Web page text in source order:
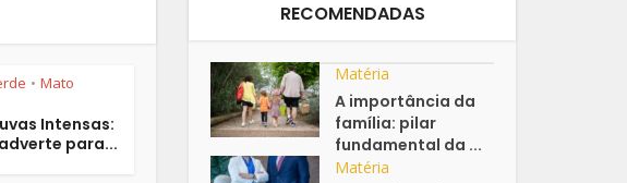
• Mato
Intensas:
para...
RECOMENDADAS
Matéria
A importância da
família: pilar
fundamental da ...
Matéria